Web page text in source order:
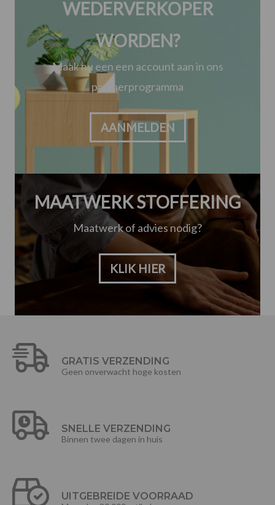
WEDERVERKOPER
WORDEN?
Maak nu een een account aan in ons
partnerprogramma
AANMELDEN
MAATWERK STOFFERING
Maatwerk of advies nodig?
KLIK HIER
GRATIS VERZENDING
Geen onverwacht hoge kosten
SNELLE VERZENDING
Binnen twee dagen in huis
UITGEBREIDE VOORRAAD